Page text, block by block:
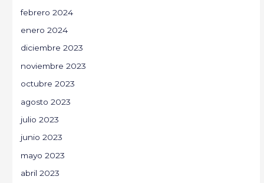
febrero 2024
enero 2024
diciembre 2023
noviembre 2023
octubre 2023
agosto 2023
julio 2023
junio 2023
mayo 2023
abril 2023